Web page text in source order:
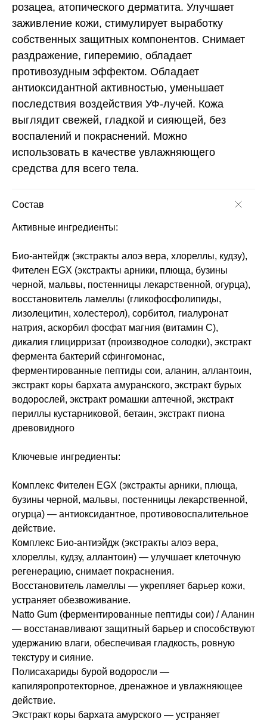
розацеа, атопического дерматита. Улучшает
заживление кожи, стимулирует выработку
собственных защитных компонентов. Снимает
раздражение, гиперемию, обладает
противозудным эффектом. Обладает
антиоксидантной активностью, уменьшает
последствия воздействия УФ-лучей. Кожа
выглядит свежей, гладкой и сияющей, без
воспалений и покраснений. Можно
использовать в качестве увлажняющего
средства для всего тела.
Состав
Активные ингредиенты:
Био-антейдж (экстракты алоэ вера, хлореллы, кудзу),
Фителен EGX (экстракты арники, плюща, бузины
черной, мальвы, постенницы лекарственной, огурца),
восстановитель ламеллы (гликофосфолипиды,
лизолецитин, холестерол), сорбитол, гиалуронат
натрия, аскорбил фосфат магния (витамин С),
дикалия глицирризат (производное солодки), экстракт
фермента бактерий сфингомонас,
ферментированные пептиды сои, аланин, аллантоин,
экстракт коры бархата амуранского, экстракт бурых
водорослей, экстракт ромашки аптечной, экстракт
периллы кустарниковой, бетаин, экстракт пиона
древовидного
Ключевые ингредиенты:
Комплекс Фителен EGX (экстракты арники, плюща,
бузины черной, мальвы, постенницы лекарственной,
огурца) — антиоксидантное, противовоспалительное
действие.
Комплекс Био-антиэйдж (экстракты алоэ вера,
хлореллы, кудзу, аллантоин) — улучшает клеточную
регенерацию, снимает покраснения.
Восстановитель ламеллы — укрепляет барьер кожи,
устраняет обезвоживание.
Natto Gum (ферментированные пептиды сои) / Аланин
— восстанавливают защитный барьер и способствуют
удержанию влаги, обеспечивая гладкость, ровную
текстуру и сияние.
Полисахариды бурой водоросли —
капиляропротекторное, дренажное и увлажняющее
действие.
Экстракт коры бархата амурского — устраняет